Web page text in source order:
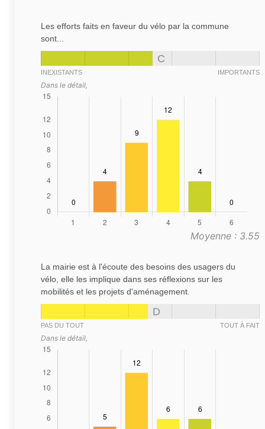
Les efforts faits en faveur du vélo par la commune
sont...
C
INEXISTANTS IMPORTANTS
Dans le détail,
Moyenne : 3.55
La mairie est à l'écoute des besoins des usagers du
vélo, elle les implique dans ses réflexions sur les
mobilités et les projets d'aménagement.
D
PAS DU TOUT TOUT À FAIT
Dans le détail,